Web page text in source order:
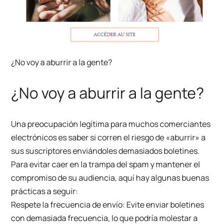
¿No voy a aburrir a la gente?
¿No voy a aburrir a la gente?
Una preocupación legítima para muchos comerciantes
electrónicos es saber si corren el riesgo de «aburrir» a
sus suscriptores enviándoles demasiados boletines.
Para evitar caer en la trampa del spam y mantener el
compromiso de su audiencia, aquí hay algunas buenas
prácticas a seguir:
Respete la frecuencia de envío: Evite enviar boletines
con demasiada frecuencia, lo que podría molestar a